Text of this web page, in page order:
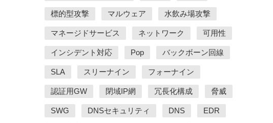
標的型攻撃 マルウェア 水飲み場攻撃
マネージドサービス ネットワーク 可用性
インシデント対応 Pop バックボーン回線
SLA スリーナイン フォーナイン
認証用GW 閉域IP網 冗長化構成 脅威
SWG DNSセキュリティ DNS EDR